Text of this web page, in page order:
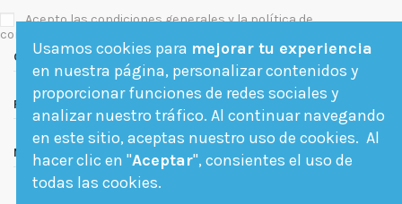
Acepto las condiciones generales y la política de
confidencialidad
Contact us
Follow us
Newsletter
Usamos cookies para mejorar tu experiencia
en nuestra página, personalizar contenidos y
proporcionar funciones de redes sociales y
analizar nuestro tráfico. Al continuar navegando
en este sitio, aceptas nuestro uso de cookies. Al
hacer clic en "Aceptar", consientes el uso de
todas las cookies.